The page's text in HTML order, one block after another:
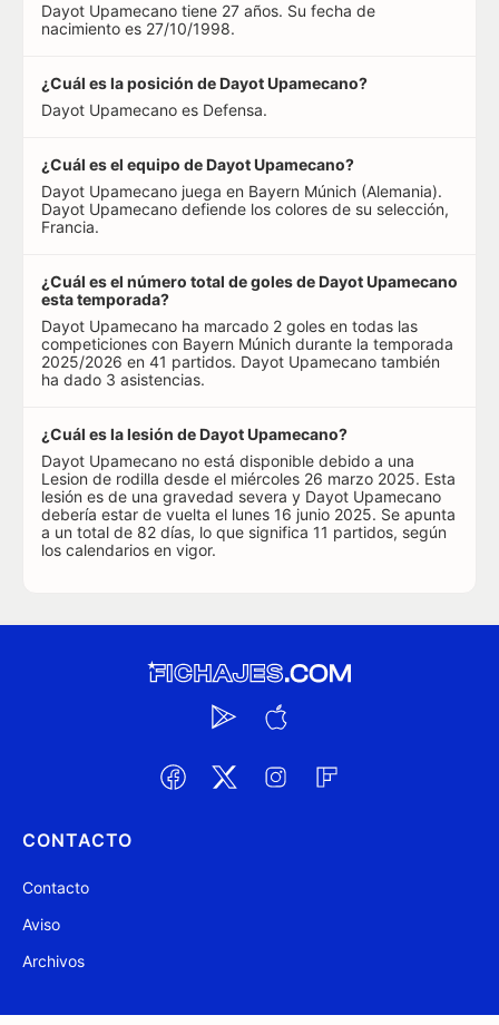
Dayot Upamecano tiene 27 años. Su fecha de
nacimiento es 27/10/1998.
¿Cuál es la posición de Dayot Upamecano?
Dayot Upamecano es Defensa.
¿Cuál es el equipo de Dayot Upamecano?
Dayot Upamecano juega en Bayern Múnich (Alemania).
Dayot Upamecano defiende los colores de su selección,
Francia.
¿Cuál es el número total de goles de Dayot Upamecano
esta temporada?
Dayot Upamecano ha marcado 2 goles en todas las
competiciones con Bayern Múnich durante la temporada
2025/2026 en 41 partidos. Dayot Upamecano también
ha dado 3 asistencias.
¿Cuál es la lesión de Dayot Upamecano?
Dayot Upamecano no está disponible debido a una
Lesion de rodilla desde el miércoles 26 marzo 2025. Esta
lesión es de una gravedad severa y Dayot Upamecano
debería estar de vuelta el lunes 16 junio 2025. Se apunta
a un total de 82 días, lo que significa 11 partidos, según
los calendarios en vigor.
CONTACTO
Contacto
Aviso
Archivos